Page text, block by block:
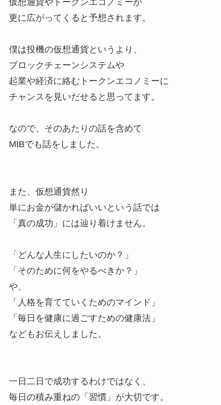
更に広がってくると予想されます。
僕は投機の仮想通貨というより、
ブロックチェーンシステムや
起業や経済に絡むトークンエコノミーに
チャンスを見いだせると思ってます。
なので、そのあたりの話を含めて
MIBでも話をしました。
また、仮想通貨然り
単にお金が儲かればいいという話では
「真の成功」には辿り着けません。
「どんな人生にしたいのか？」
「そのために何をやるべきか？」
や、
「人格を育てていくためのマインド」
「毎日を健康に過ごすための健康法」
などもお伝えしました。
一日二日で成功するわけではなく、
毎日の積み重ねの「習慣」が大切です。